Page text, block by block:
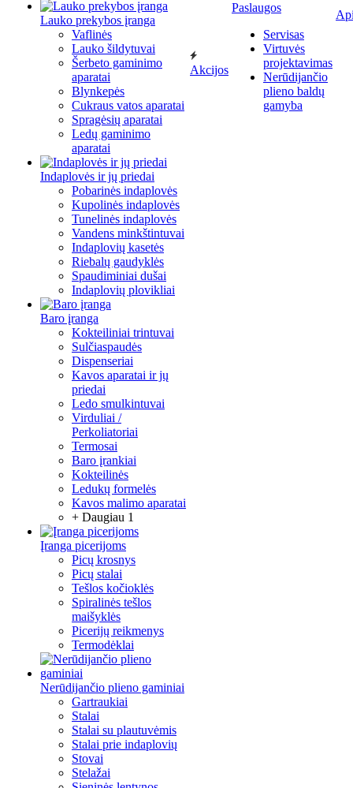
Lauko prekybos įranga
Vaflinės
Lauko šildytuvai
Šerbeto gaminimo
aparatai
Blynkepės
Cukraus vatos aparatai
Spragėsių aparatai
Ledų gaminimo
aparatai
Indaplovės ir jų priedai
Pobarinės indaplovės
Kupolinės indaplovės
Tunelinės indaplovės
Vandens minkštintuvai
Indaplovių kasetės
Riebalų gaudyklės
Spaudiminiai dušai
Indaplovių plovikliai
Baro įranga
Kokteiliniai trintuvai
Sulčiaspaudės
Dispenseriai
Kavos aparatai ir jų
priedai
Ledo smulkintuvai
Virduliai /
Perkoliatoriai
Termosai
Baro įrankiai
Kokteilinės
Ledukų formelės
Kavos malimo aparatai
+ Daugiau 1
Įranga picerijoms
Picų krosnys
Picų stalai
Tešlos kočioklės
Spiralinės tešlos
maišyklės
Picerijų reikmenys
Termodėklai
Nerūdijančio plieno gaminiai
Gartraukiai
Stalai
Stalai su plautuvėmis
Stalai prie indaplovių
Stovai
Stelažai
Akcijos
Paslaugos
Servisas
Virtuvės
projektavimas
Nerūdijančio
plieno baldų
gamyba